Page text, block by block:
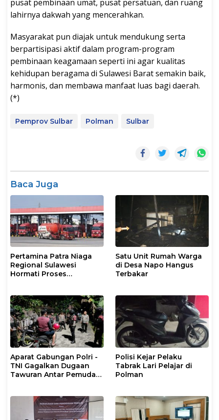
pusat pembinaan umat, pusat persatuan, dan ruang
lahirnya dakwah yang mencerahkan.
Masyarakat pun diajak untuk mendukung serta
berpartisipasi aktif dalam program-program
pembinaan keagamaan seperti ini agar kualitas
kehidupan beragama di Sulawesi Barat semakin baik,
harmonis, dan membawa manfaat luas bagi daerah.
(*)
Pemprov Sulbar Polman Sulbar
Baca Juga
Pertamina Patra Niaga
Regional Sulawesi
Hormati Proses
di Polman
Satu Unit Rumah Warga
di Desa Napo Hangus
Terbakar
Aparat Gabungan Polri -
TNI Gagalkan Dugaan
Tawuran Antar Pemuda
Polisi Kejar Pelaku
Tabrak Lari Pelajar di
Polman